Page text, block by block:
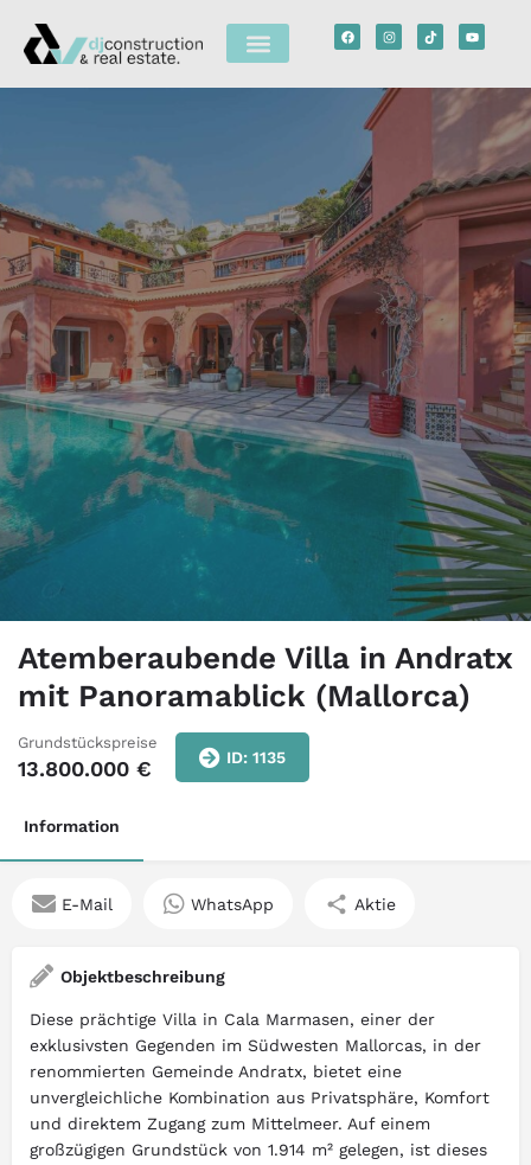
Atemberaubende Villa in Andratx
mit Panoramablick (Mallorca)
Grundstückspreise
13.800.000 € ID: 1135
Information
E-Mail WhatsApp Aktie
Objektbeschreibung
Diese prächtige Villa in Cala Marmasen, einer der
exklusivsten Gegenden im Südwesten Mallorcas, in der
renommierten Gemeinde Andratx, bietet eine
unvergleichliche Kombination aus Privatsphäre, Komfort
und direktem Zugang zum Mittelmeer. Auf einem
großzügigen Grundstück von 1.914 m² gelegen, ist dieses